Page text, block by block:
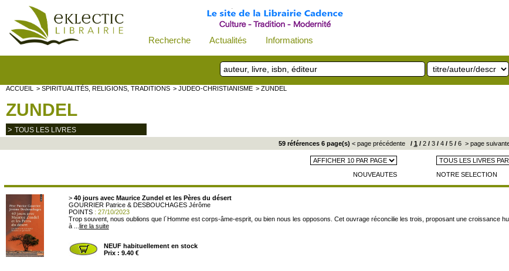
Recherche Actualités Informations
ACCUEIL > SPIRITUALITÉS, RELIGIONS, TRADITIONS > JUDEO-CHRISTIANISME > ZUNDEL
ZUNDEL
> TOUS LES LIVRES
59 références 6 page(s) < page précédente/ 1 /2/3/4/5/6 > page
NOUVEAUTES NOTRE SELECTION
> 40 jours avec Maurice Zundel et les Pères du désert
GOURRIER Patrice & DESBOUCHAGES Jérôme
POINTS: 27/10/2023
Trop souvent, nous oublions que l´Homme est corps-âme-esprit, ou bien nous les opposons. Cet ouvrage réconcilie les trois, proposant une croissance
à ... lire la suite
NEUF habituellement en stock
Prix : 9.40 €